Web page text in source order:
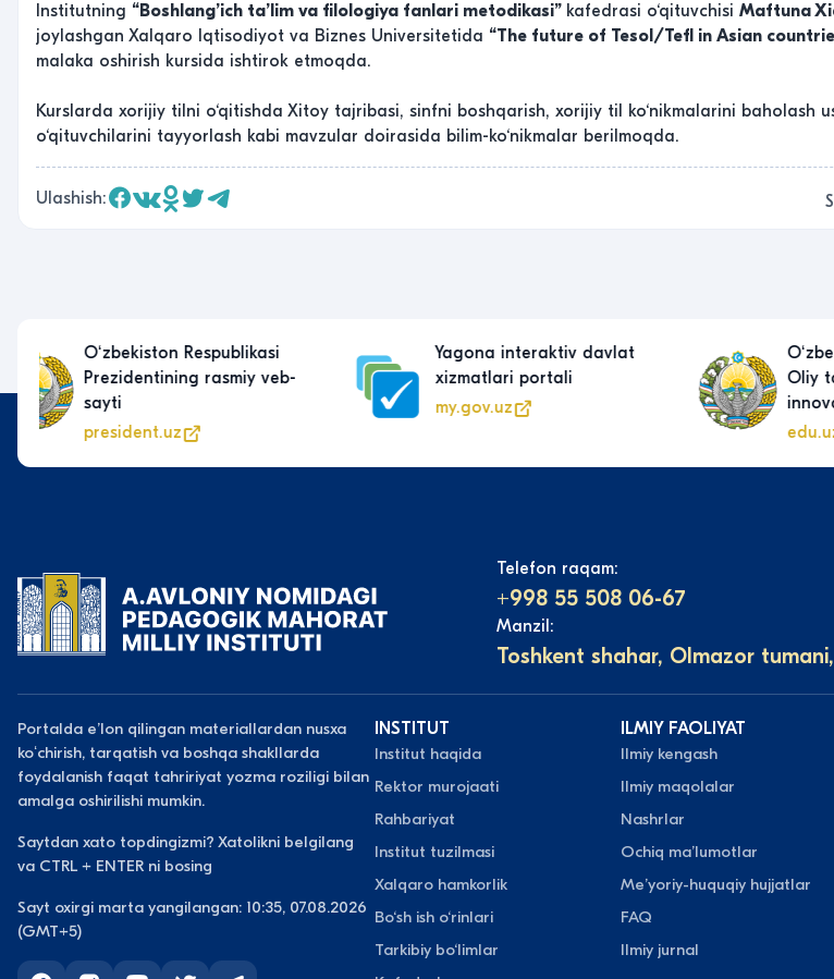
Institutning “Boshlang’ich ta’lim va filologiya fanlari metodikasi” kafedrasi o‘qituvchisi Maftuna
joylashgan Xalqaro Iqtisodiyot va Biznes Universitetida “The future of Tesol/Tefl in Asian
malaka oshirish kursida ishtirok etmoqda.
Kurslarda xorijiy tilni o‘qitishda Xitoy tajribasi, sinfni boshqarish, xorijiy til ko‘nikmalarini baholash
o‘qituvchilarini tayyorlash kabi mavzular doirasida bilim-ko‘nikmalar berilmoqda.
Ulashish:
Yagona interaktiv davlat
xizmatlari portali
Oʻzbekiston Respublikasi
Oliy taʼlim, fan va
innovatsiyalar vazirligi
Telefon raqam:
+998 55 508 06-67
Manzil:
Toshkent shahar, Olmazor
Portalda eʼlon qilingan materiallardan nusxa
koʻchirish, tarqatish va boshqa shakllarda
foydalanish faqat tahririyat yozma roziligi bilan
amalga oshirilishi mumkin.
Saytdan xato topdingizmi? Xatolikni belgilang
va CTRL + ENTER ni bosing
Sayt oxirgi marta yangilangan: 10:35, 07.08.2026
(GMT+5)
INSTITUT
Institut haqida
Rektor murojaati
Rahbariyat
Institut tuzilmasi
Xalqaro hamkorlik
Bo‘sh ish o‘rinlari
Tarkibiy bo‘limlar
ILMIY FAOLIYAT
Ilmiy kengash
Ilmiy maqolalar
Nashrlar
Ochiq maʼlumotlar
Meʼyoriy-huquqiy hujjatlar
FAQ
Ilmiy jurnal